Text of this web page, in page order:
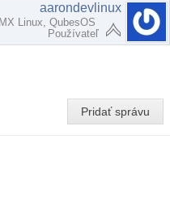
aarondevlinux
Linux, QubesOS
Používateľ
Pridať správu